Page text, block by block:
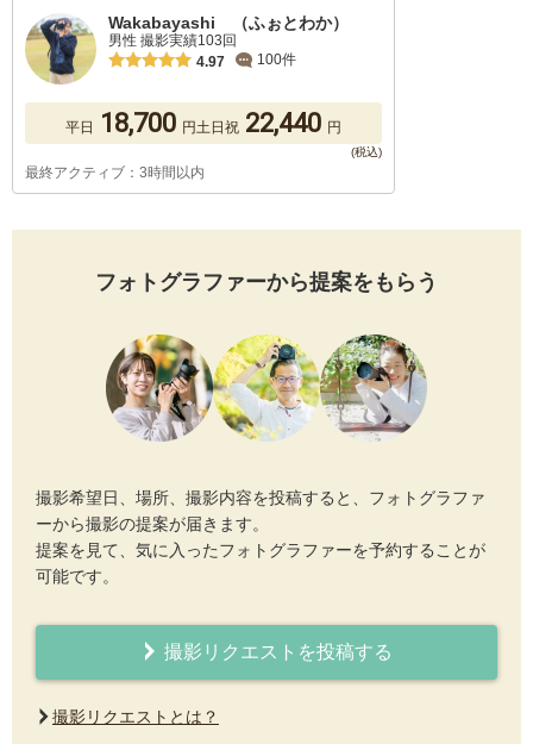
Wakabayashi （ふぉとわか）
男性 撮影実績103回
4.97
100件
平日 18,700 円土日祝 22,440 円
最終アクティブ：3時間以内
フォトグラファーから提案をもらう
撮影希望日、場所、撮影内容を投稿すると、フォトグラファ
ーから撮影の提案が届きます。
提案を見て、気に入ったフォトグラファーを予約することが
可能です。
撮影リクエストを投稿する
撮影リクエストとは？